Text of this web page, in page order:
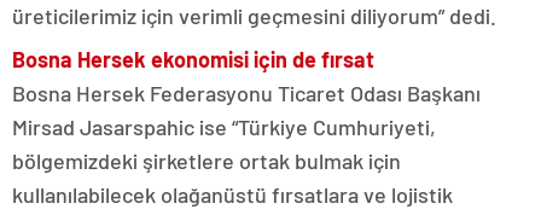
üreticilerimiz için verimli geçmesini diliyorum” dedi.
Bosna Hersek ekonomisi için de fırsat
Bosna Hersek Federasyonu Ticaret Odası Başkanı
Mirsad Jasarspahic ise “Türkiye Cumhuriyeti,
bölgemizdeki şirketlere ortak bulmak için
kullanılabilecek olağanüstü fırsatlara ve lojistik